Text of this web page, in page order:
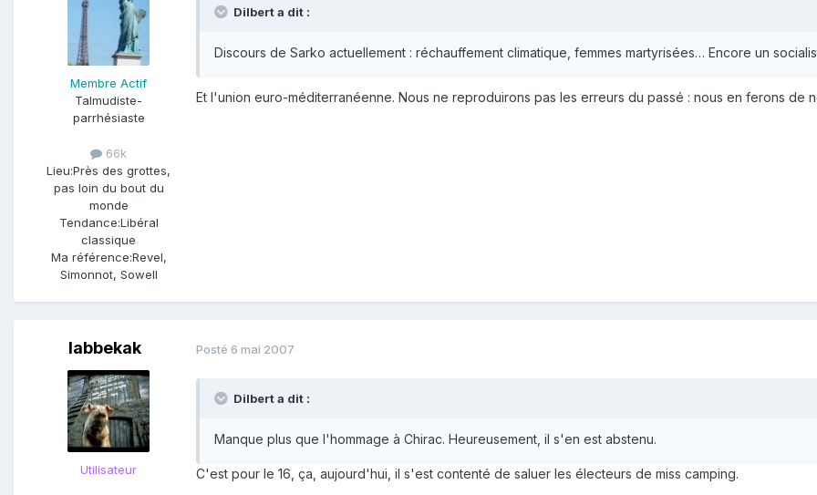
Membre Actif
Talmudiste-
parrhésiaste
66k
Lieu:Près des grottes,
pas loin du bout du
monde
Tendance:Libéral
classique
Ma référence:Revel,
Simonnot, Sowell
Dilbert a dit :
Discours de Sarko actuellement : réchauffement climatique, femmes martyrisées… Encore un
Et l'union euro-méditerranéenne. Nous ne reproduirons pas les erreurs du passé : nous en ferons de
labbekak
Utilisateur
Posté 6 mai 2007
Dilbert a dit :
Manque plus que l'hommage à Chirac. Heureusement, il s'en est abstenu.
C'est pour le 16, ça, aujourd'hui, il s'est contenté de saluer les électeurs de miss camping.